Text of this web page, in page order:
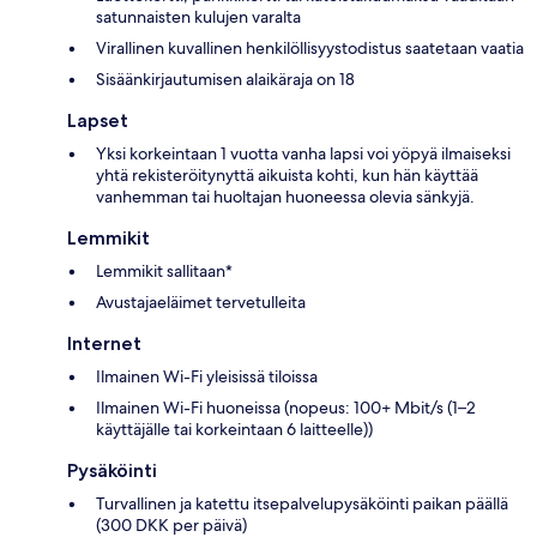
satunnaisten kulujen varalta
Virallinen kuvallinen henkilöllisyystodistus saatetaan vaatia
Sisäänkirjautumisen alaikäraja on 18
Lapset
Yksi korkeintaan 1 vuotta vanha lapsi voi yöpyä ilmaiseksi
yhtä rekisteröitynyttä aikuista kohti, kun hän käyttää
vanhemman tai huoltajan huoneessa olevia sänkyjä.
Lemmikit
Lemmikit sallitaan*
Avustajaeläimet tervetulleita
Internet
Ilmainen Wi-Fi yleisissä tiloissa
Ilmainen Wi-Fi huoneissa (nopeus: 100+ Mbit/s (1–2
käyttäjälle tai korkeintaan 6 laitteelle))
Pysäköinti
Turvallinen ja katettu itsepalvelupysäköinti paikan päällä
(300 DKK per päivä)